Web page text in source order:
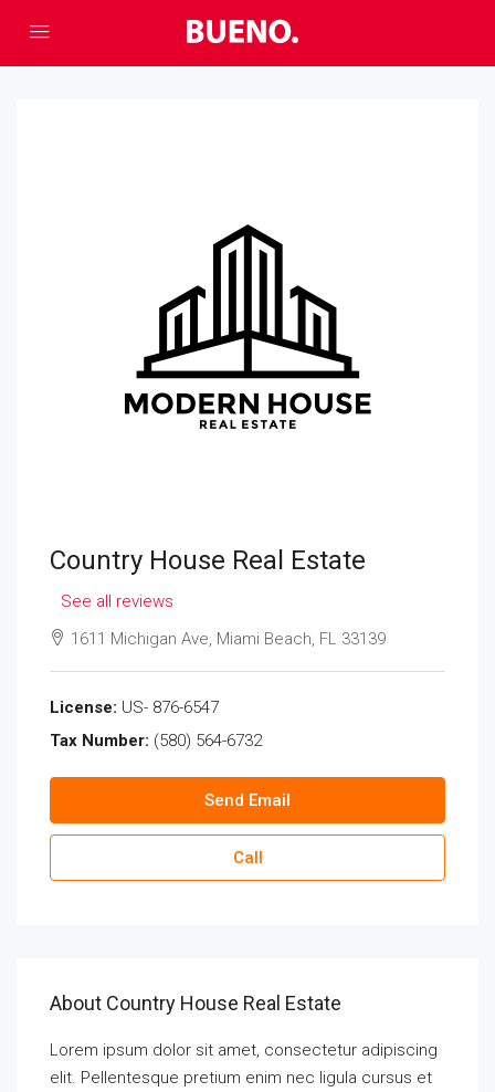
Country House Real Estate
See all reviews
1611 Michigan Ave, Miami Beach, FL 33139
License: US- 876-6547
Tax Number: (580) 564-6732
Send Email
Call
About Country House Real Estate
Lorem ipsum dolor sit amet, consectetur adipiscing
elit. Pellentesque pretium enim nec ligula cursus et